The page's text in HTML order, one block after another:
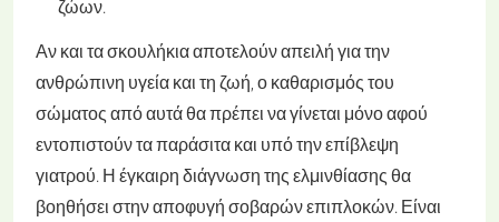
ζώων.
Αν και τα σκουλήκια αποτελούν απειλή για την
ανθρώπινη υγεία και τη ζωή, ο καθαρισμός του
σώματος από αυτά θα πρέπει να γίνεται μόνο αφού
εντοπιστούν τα παράσιτα και υπό την επίβλεψη
γιατρού. Η έγκαιρη διάγνωση της ελμινθίασης θα
βοηθήσει στην αποφυγή σοβαρών επιπλοκών. Είναι